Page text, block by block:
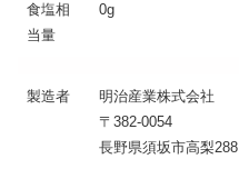
食塩相
当量
0g
製造者
明治産業株式会社
〒382-0054
長野県須坂市高梨288